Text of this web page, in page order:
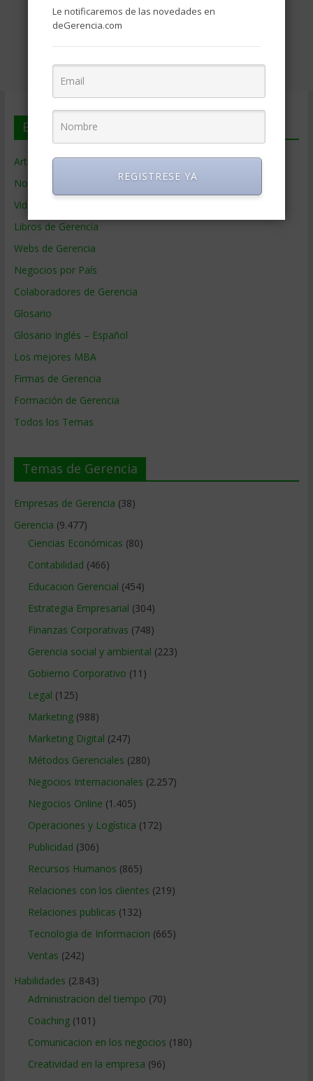
En deGerencia.com
Artículos de Gerencia
Noticias de Gerencia
Videos de Gerencia
Libros de Gerencia
Webs de Gerencia
Negocios por País
Colaboradores de Gerencia
Glosario
Glosario Inglés – Español
Los mejores MBA
Firmas de Gerencia
Formación de Gerencia
Todos los Temas
Temas de Gerencia
Empresas de Gerencia (38)
Gerencia (9.477)
Ciencias Económicas (80)
Contabilidad (466)
Educacion Gerencial (454)
Estrategia Empresarial (304)
Finanzas Corporativas (748)
Gerencia social y ambiental (223)
Gobierno Corporativo (11)
Legal (125)
Marketing(988)
Marketing Digital (247)
Métodos Gerenciales (280)
Negocios Internacionales (2.257)
Negocios Online (1.405)
Operaciones y Logística (172)
Publicidad (306)
Recursos Humanos (865)
Relaciones con los clientes (219)
Relaciones publicas (132)
Tecnologia de Informacion (665)
Ventas (242)
Habilidades (2.843)
Administracion del tiempo (70)
Coaching(101)
Comunicacion en los negocios (180)
Creatividad en la empresa (96)
Le notificaremos de las novedades en
deGerencia.com
REGISTRESE YA